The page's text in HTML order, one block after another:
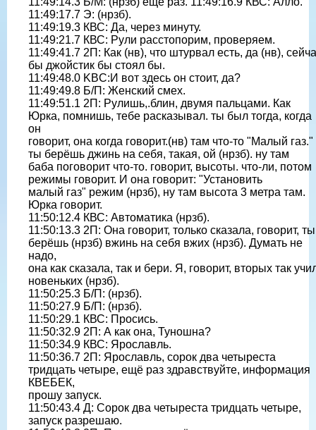
11:49:17.7 Э: (нрзб).
11:49:19.3 КВС: Да, через минуту.
11:49:21.7 КВС: Рули расстопорим, проверяем.
11:49:41.7 2П: Как (нв), что штурвал есть, да (нв),
бы джойстик бы стоял бы.
11:49:48.0 KBC:И вот здесь он стоит, да?
11:49:49.8 Б/П: Женский смех.
11:49:51.1 2П: Рулишь,.блин, двумя пальцами. Как
Юрка, помнишь, тебе расказывал. ты был тогда, когда
он
говорит, она когда говорит.(нв) там что-то "Малый газ."
ты берёшь джинь на себя, такая, ой (нрзб). ну там
баба поговорит что-то. говорит, высоты. что-ли, потом
режимы говорит. И она говорит: "Установить
малый газ" режим (нрзб), ну там высота 3 метра там.
Юрка говорит.
11:50:12.4 КВС: Автоматика (нрзб).
11:50:13.3 2П: Она говорит, только сказала, говорит, ты
берёшь (нрзб) вжинь на себя вжих (нрзб). Думать не
надо,
она как сказала, так и бери. Я, говорит, вторых так
новеньких (нрзб).
11:50:25.3 Б/П: (нрзб).
11:50:27.9 Б/П: (нрзб).
11:50:29.1 КВС: Просись.
11:50:32.9 2П: А как она, Туношна?
11:50:34.9 КВС: Ярославль.
11:50:36.7 2П: Ярославль, сорок два четыреста
тридцать четыре, ещё раз здравствуйте, информация
КВЕБЕК,
прошу запуск.
11:50:43.4 Д: Сорок два четыреста тридцать четыре,
запуск разрешаю.